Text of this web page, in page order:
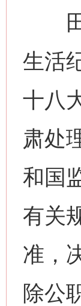
田
生活
十八
肃处
和国
有关
准，
除公网上